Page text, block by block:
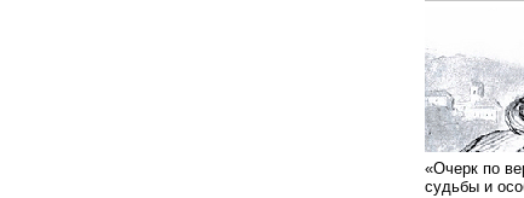
«Очерк по
судьбы и